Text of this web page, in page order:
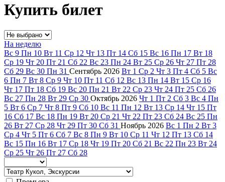
Купить билет
На неделю
Вс 9 Пн 10 Вт 11 Ср 12 Чт 13 Пт 14 Сб 15 Вс 16 Пн 17 Вт 18
Ср 19 Чт 20 Пт 21 Сб 22 Вс 23 Пн 24 Вт 25 Ср 26 Чт 27 Пт 28
Сб 29 Вс 30 Пн 31 Сентябрь 2026 Вт 1 Ср 2 Чт 3 Пт 4 Сб 5 Вс
6 Пн 7 Вт 8 Ср 9 Чт 10 Пт 11 Сб 12 Вс 13 Пн 14 Вт 15 Ср 16
Чт 17 Пт 18 Сб 19 Вс 20 Пн 21 Вт 22 Ср 23 Чт 24 Пт 25 Сб 26
Вс 27 Пн 28 Вт 29 Ср 30 Октябрь 2026 Чт 1 Пт 2 Сб 3 Вс 4 Пн
5 Вт 6 Ср 7 Чт 8 Пт 9 Сб 10 Вс 11 Пн 12 Вт 13 Ср 14 Чт 15 Пт
16 Сб 17 Вс 18 Пн 19 Вт 20 Ср 21 Чт 22 Пт 23 Сб 24 Вс 25 Пн
26 Вт 27 Ср 28 Чт 29 Пт 30 Сб 31 Ноябрь 2026 Вс 1 Пн 2 Вт 3
Ср 4 Чт 5 Пт 6 Сб 7 Вс 8 Пн 9 Вт 10 Ср 11 Чт 12 Пт 13 Сб 14
Вс 15 Пн 16 Вт 17 Ср 18 Чт 19 Пт 20 Сб 21 Вс 22 Пн 23 Вт 24
Ср 25 Чт 26 Пт 27 Сб 28